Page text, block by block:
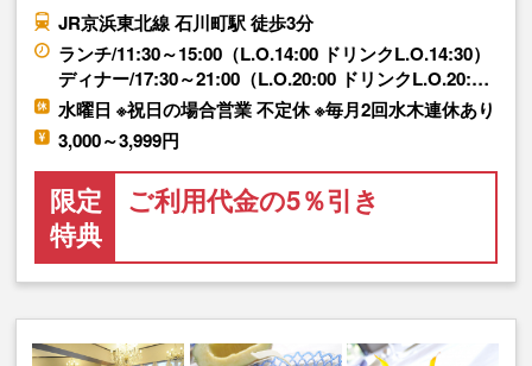
JR京浜東北線 石川町駅 徒歩3分
ランチ/11:30～15:00（L.O.14:00 ドリンクL.O.14:30）
ディナー/17:30～21:00（L.O.20:00 ドリンクL.O.20:…
水曜日 ※祝日の場合営業 不定休 ※毎月2回水木連休あり
3,000～3,999円
限定
特典
ご利用代金の5％引き